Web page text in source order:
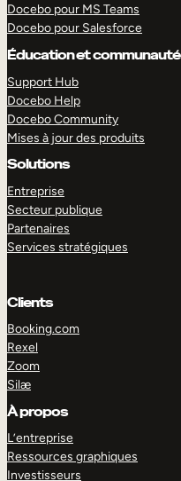
Docebo pour MS Teams
Docebo pour Salesforce
Éducation et communauté
Support Hub
Docebo Help
Docebo Community
Mises à jour des produits
Solutions
Entreprise
Secteur publique
Partenaires
Services stratégiques
Clients
Booking.com
Rexel
Zoom
Silæ
À propos
L’entreprise
Ressources graphiques
Investisseurs